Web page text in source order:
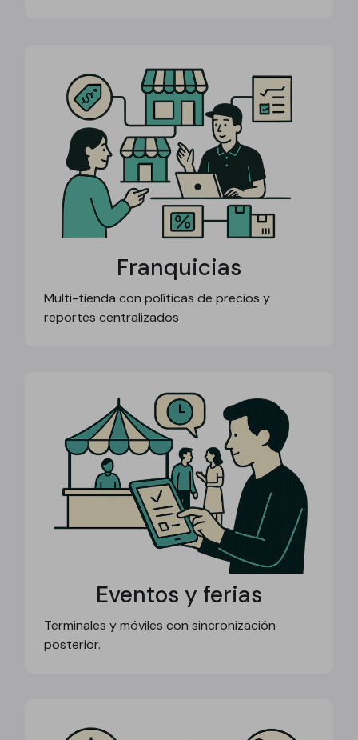
Franquicias
Multi-tienda con políticas de precios y
reportes centralizados
Eventos y ferias
Terminales y móviles con sincronización
posterior.